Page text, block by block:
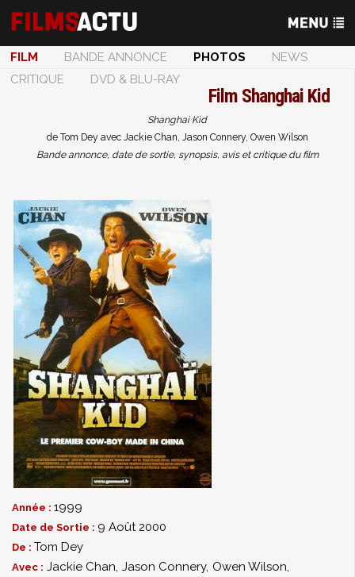
FILM BANDE ANNONCE PHOTOS
NEWS
CRITIQUE
DVD & BLU-RAY
Film Shanghai Kid
Shanghai Kid
de Tom Dey avec Jackie Chan, Jason Connery, Owen Wilson
Bande annonce, date de sortie, synopsis, avis et critique du film
Année : 1999
Date de Sortie : 9 Août 2000
De : Tom Dey
Avec : Jackie Chan, Jason Connery, Owen Wilson,